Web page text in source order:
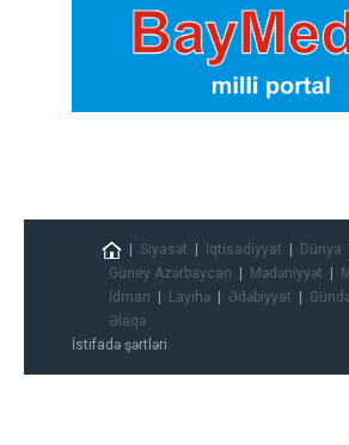
Siyasət İqtisadiyyat Dünya
Güney Azərbaycan
Mədəniyyət
İdman
Layihə Ədəbiyyat
Əlaqə
İstifadə şərtləri